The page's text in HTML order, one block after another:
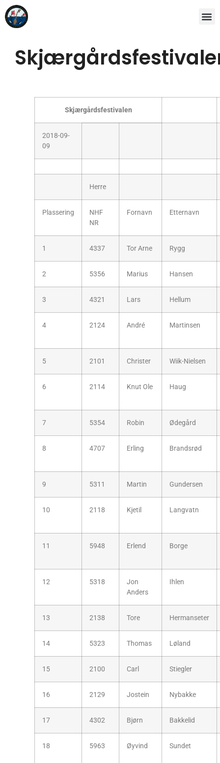
Skjærgårdsfestivalen
2018-09-
09
Herre
Plassering
NHF
NR
Fornavn Etternavn
1 4337 Tor Arne Rygg
2 5356 Marius Hansen
3 4321 Lars Hellum
4 2124 André Martinsen
5 2101 Christer Wiik-Nielsen
6 2114 Knut Ole Haug
7 5354 Robin Ødegård
8 4707 Erling Brandsrød
9 5311 Martin Gundersen
10 2118 Kjetil Langvatn
11 5948 Erlend Borge
12 5318
Jon
Anders
Ihlen
13 2138 Tore Hermanseter
14 5323 Thomas Løland
15 2100 Carl Stiegler
16 2129 Jostein Nybakke
17 4302 Bjørn Bakkelid
18 5963 Øyvind Sundet